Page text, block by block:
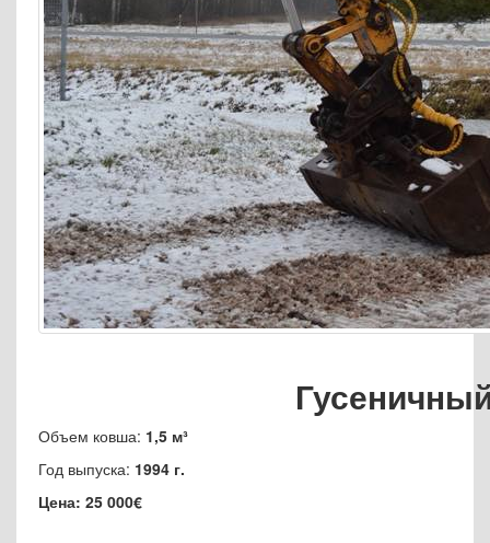
Объем ковша: 1,5 м³
Год выпуска: 1994 г.
Цена: 25 000€